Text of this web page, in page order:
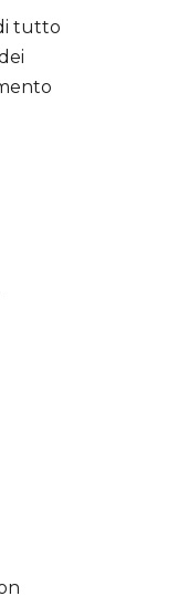
tutto